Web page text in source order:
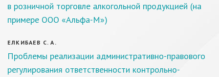
в розничной торговле алкогольной продукцией (на
примере ООО «Альфа-М»)
ЕЛКИБАЕВ С. А.
Проблемы реализации административно-правового
регулирования ответственности контрольно-